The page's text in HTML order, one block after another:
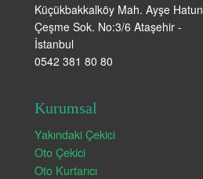
Küçükbakkalköy Mah. Ayşe Hatun
Çeşme Sok. No:3/6 Ataşehir -
İstanbul
0542 381 80 80
Kurumsal
Yakındaki Çekici
Oto Çekici
Oto Kurtarıcı